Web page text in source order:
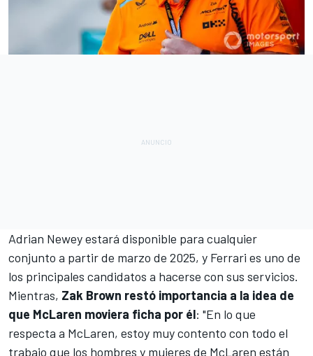
Adrian Newey estará disponible para cualquier
conjunto a partir de marzo de 2025, y Ferrari es uno de
los principales candidatos a hacerse con sus servicios.
Mientras, Zak Brown restó importancia a la idea de
que McLaren moviera ficha por él: "En lo que
respecta a McLaren, estoy muy contento con todo el
trabajo que los hombres y mujeres de McLaren están